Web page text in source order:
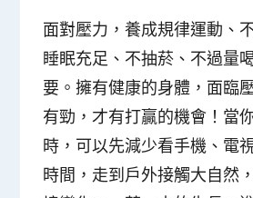
面對壓力，養成規律運動、
睡眠充足、不抽菸、不過量
要。擁有健康的身體，面臨
有勁，才有打贏的機會 ！當
時，可以先減少看手機、電
時間，走到戶外接觸大自然